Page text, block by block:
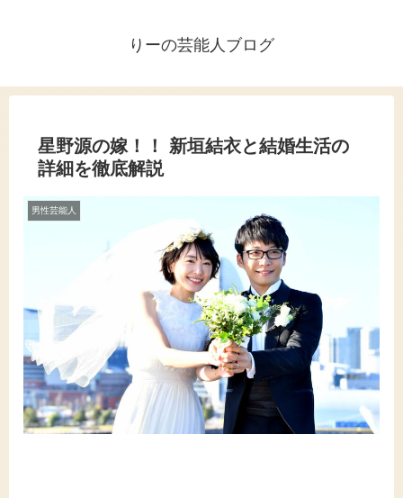
りーの芸能人ブログ
星野源の嫁！！ 新垣結衣と結婚生活の
詳細を徹底解説
男性芸能人